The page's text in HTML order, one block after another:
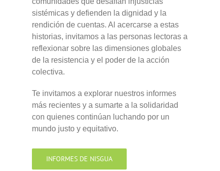
sistémicas y defienden la dignidad y la
rendición de cuentas. Al acercarse a estas
historias, invitamos a las personas lectoras a
reflexionar sobre las dimensiones globales
de la resistencia y el poder de la acción
colectiva.
Te invitamos a explorar nuestros informes
más recientes y a sumarte a la solidaridad
con quienes continúan luchando por un
mundo justo y equitativo.
INFORMES DE NISGUA